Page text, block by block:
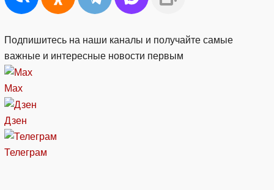
Подпишитесь на наши каналы и получайте самые
важные и интересные новости первым
Max
Дзен
Телеграм